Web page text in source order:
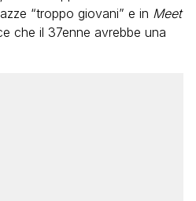
“troppo giovani” e in Meet
che il 37enne avrebbe una